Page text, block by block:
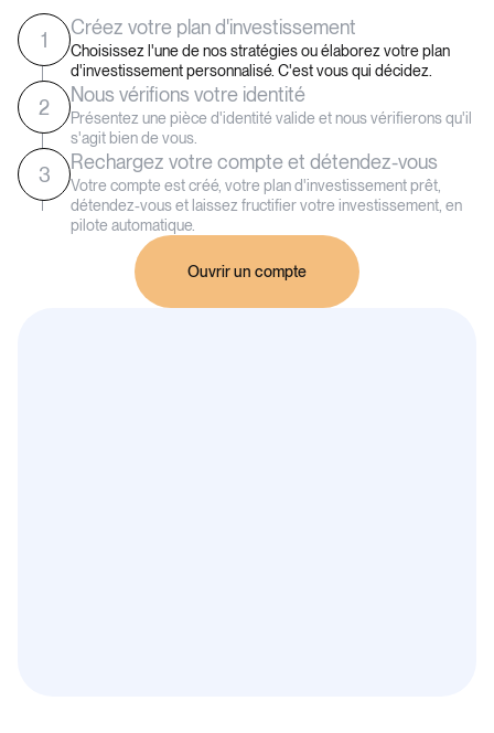
1
Créez votre plan d'investissement
Choisissez l'une de nos stratégies ou élaborez votre plan
d'investissement personnalisé. C'est vous qui décidez.
2
Nous vérifions votre identité
Présentez une pièce d'identité valide et nous vérifierons qu'il
s'agit bien de vous.
3
Rechargez votre compte et détendez-vous
Votre compte est créé, votre plan d'investissement prêt,
détendez-vous et laissez fructifier votre investissement, en
pilote automatique.
Ouvrir un compte